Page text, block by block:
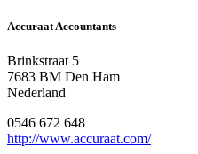
Accuraat Accountants
Brinkstraat 5
7683 BM Den Ham
Nederland
0546 672 648
http://www.accuraat.com/